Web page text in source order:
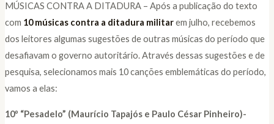
MÚSICAS CONTRA A DITADURA – Após a publicação do texto
com 10 músicas contra a ditadura militarem julho, recebemos
dos leitores algumas sugestões de outras músicas do período que
desafiavam o governo autoritário. Através dessas sugestões e de
pesquisa, selecionamos mais 10 canções emblemáticas do período,
vamos a elas:
10º “Pesadelo” (Maurício Tapajós e Paulo César Pinheiro)-